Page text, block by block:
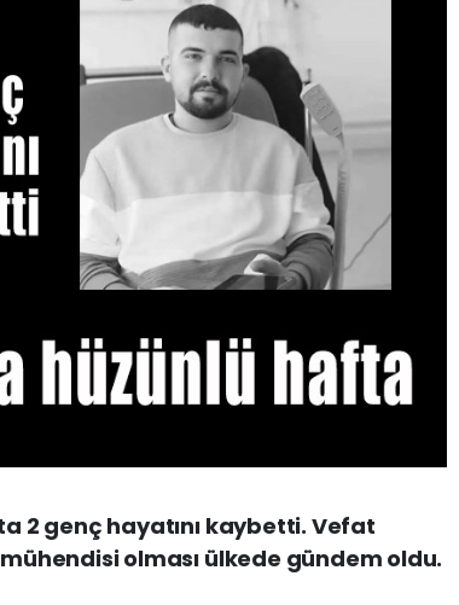
2 genç hayatını kaybetti. Vefat
olması ülkede gündem oldu.